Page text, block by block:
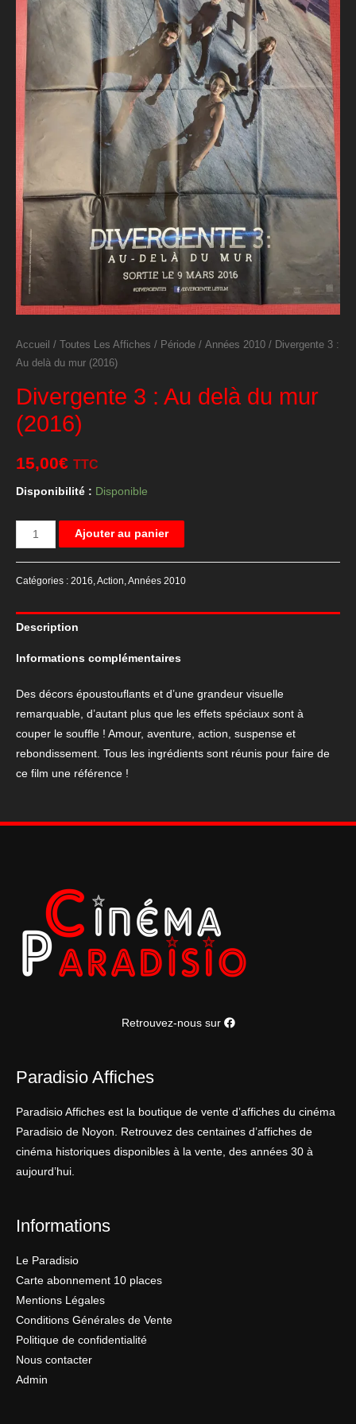
Accueil / Toutes Les Affiches / Période / Années 2010 / Divergente 3 :
Au delà du mur (2016)
Divergente 3 : Au delà du mur
(2016)
15,00€ TTC
Disponibilité : Disponible
quantité
de
:
Au
mur
Ajouter au panier
Catégories : 2016,Action,Années 2010
Description
Informations complémentaires
Des décors époustouflants et d’une grandeur visuelle
remarquable, d’autant plus que les effets spéciaux sont à
couper le souffle ! Amour, aventure, action, suspense et
rebondissement. Tous les ingrédients sont réunis pour faire de
ce film une référence !
Retrouvez-nous sur
Paradisio Affiches
Paradisio Affiches est la boutique de vente d’affiches du cinéma
Paradisio de Noyon. Retrouvez des centaines d’affiches de
cinéma historiques disponibles à la vente, des années 30 à
aujourd’hui.
Informations
Le Paradisio
Carte abonnement 10 places
Mentions Légales
Conditions Générales de Vente
Politique de confidentialité
Nous contacter
Admin